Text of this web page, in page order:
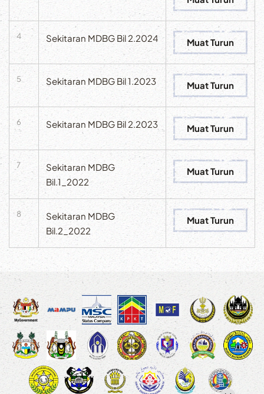
4 Sekitaran MDBG Bil 2.2024 Muat Turun
5 Sekitaran MDBG Bil 1.2023 Muat Turun
6 Sekitaran MDBG Bil 2.2023 Muat Turun
7
Sekitaran MDBG
Bil.1_2022
Muat Turun
8
Sekitaran MDBG
Bil.2_2022
Muat Turun